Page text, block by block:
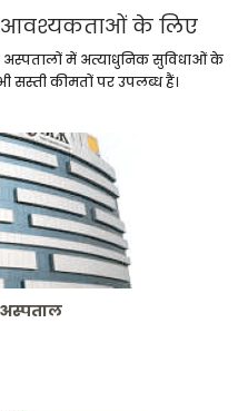
के लिए
अस्पतालों में अत्याधुनिक सुविधाओं के
सस्ती कीमतों पर उपलब्ध हैं।